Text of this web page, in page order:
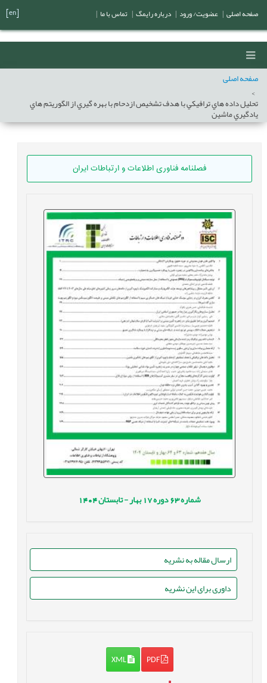
صفحه اصلی
تحليل داده هاي ترافيکي با هدف تشخيص ازدحام با بهره گيري از الگوريتم هاي
يادگيري ماشين
فصلنامه فناوری اطلاعات و ارتباطات ایران
شماره63 دوره17 بهار - تابستان1404
ارسال مقاله به نشریه
داوری برای این نشریه
PDF
XML
صفحه اصلی عضویت/ ورود درباره رایمگ تماس با ما